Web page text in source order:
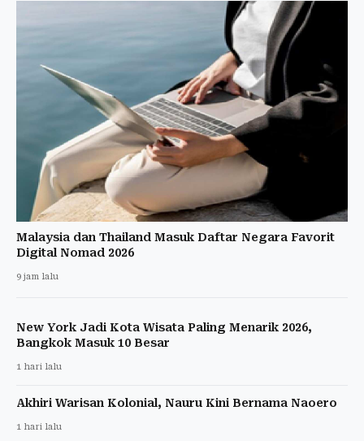
Malaysia dan Thailand Masuk Daftar Negara Favorit
Digital Nomad 2026
9 jam lalu
New York Jadi Kota Wisata Paling Menarik 2026,
Bangkok Masuk 10 Besar
1 hari lalu
Akhiri Warisan Kolonial, Nauru Kini Bernama Naoero
1 hari lalu